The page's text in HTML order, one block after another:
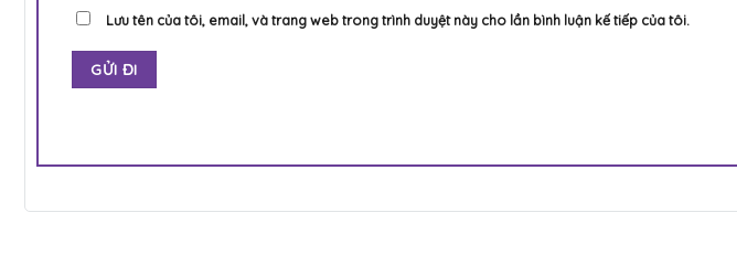
Lưu tên của tôi, email, và trang web trong trình duyệt này cho lần bình luận kế tiếp của tôi.